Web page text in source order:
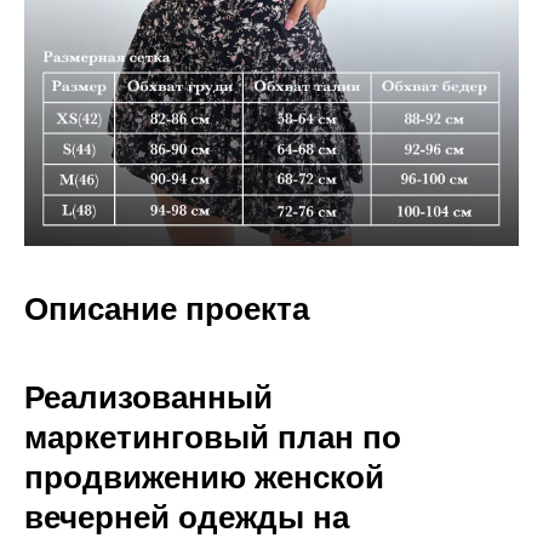
Описание проекта
Реализованный
маркетинговый план по
продвижению женской
вечерней одежды на